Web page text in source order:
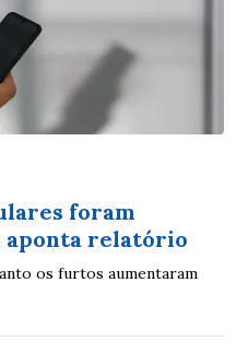
foram
aponta relatório
os furtos aumentaram